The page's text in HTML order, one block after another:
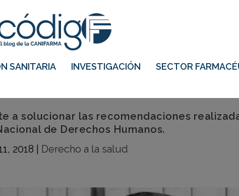
SANITARIA INVESTIGACIÓN SECTOR
a solucionar las recomendaciones
de Derechos Humanos.
2018
Derecho a la salud